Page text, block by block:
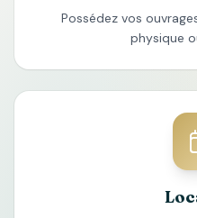
Possédez vos
physique